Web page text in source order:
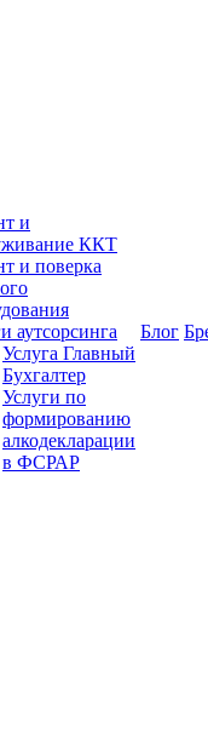
и
ККТ
и поверка
аутсорсинга
Услуга Главный
Бухгалтер
Услуги по
формированию
алкодекларации
в ФСРАР
Блог